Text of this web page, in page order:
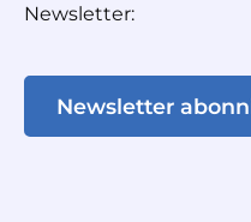
Newsletter:
Newsletter